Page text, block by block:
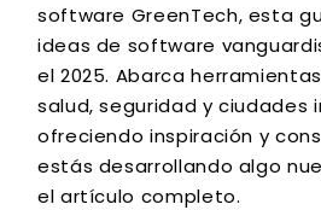
software GreenTech, esta
ideas de software
el 2025. Abarca
salud, seguridad y ciudades
ofreciendo inspiración y
estás desarrollando algo
el artículo completo.